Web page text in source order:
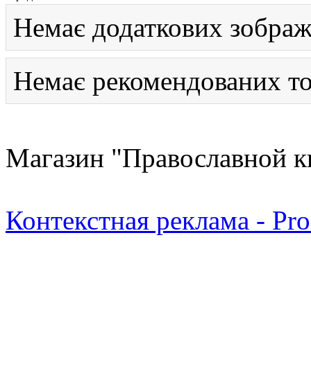
Немає додаткових
Немає рекомендованих
Магазин "Православной
Контекстная реклама -